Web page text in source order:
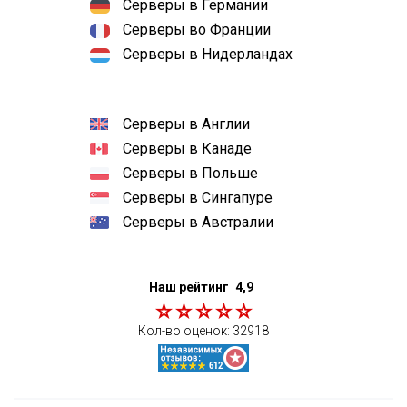
Серверы в Германии
Серверы во Франции
Серверы в Нидерландах
Серверы в Англии
Серверы в Канаде
Серверы в Польше
Серверы в Сингапуре
Серверы в Австралии
Наш рейтинг 4,9
Кол-во оценок: 32918